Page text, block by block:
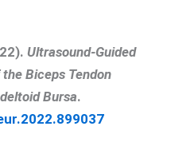
Ultrasound-Guided
Biceps Tendon
Bursa.